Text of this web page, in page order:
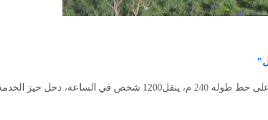
خط طوله 240 م، ينقل1200 شخص في الساعة، دخل حيز الخدمة سنة 2008.